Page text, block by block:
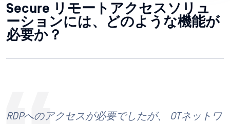
Secure リモートアクセスソリュ
ーションには、どのような機能が
必要か？
RDPへのアクセスが必要でしたが、 OTネットワ